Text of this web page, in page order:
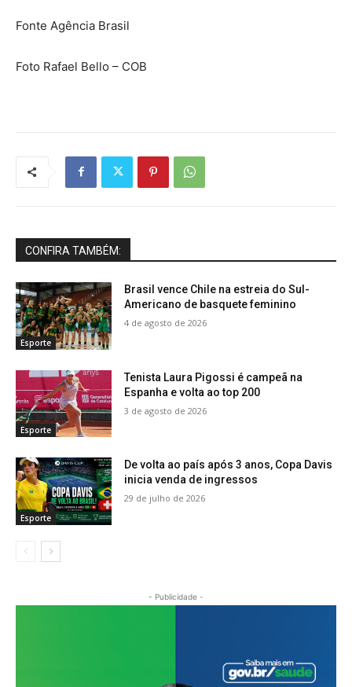
Fonte Agência Brasil
Foto Rafael Bello – COB
CONFIRA TAMBÉM:
Esporte
Brasil vence Chile na estreia do Sul-
Americano de basquete feminino
4 de agosto de 2026
Esporte
Tenista Laura Pigossi é campeã na
Espanha e volta ao top 200
3 de agosto de 2026
Esporte
De volta ao país após 3 anos, Copa Davis
inicia venda de ingressos
29 de julho de 2026
- Publicidade -